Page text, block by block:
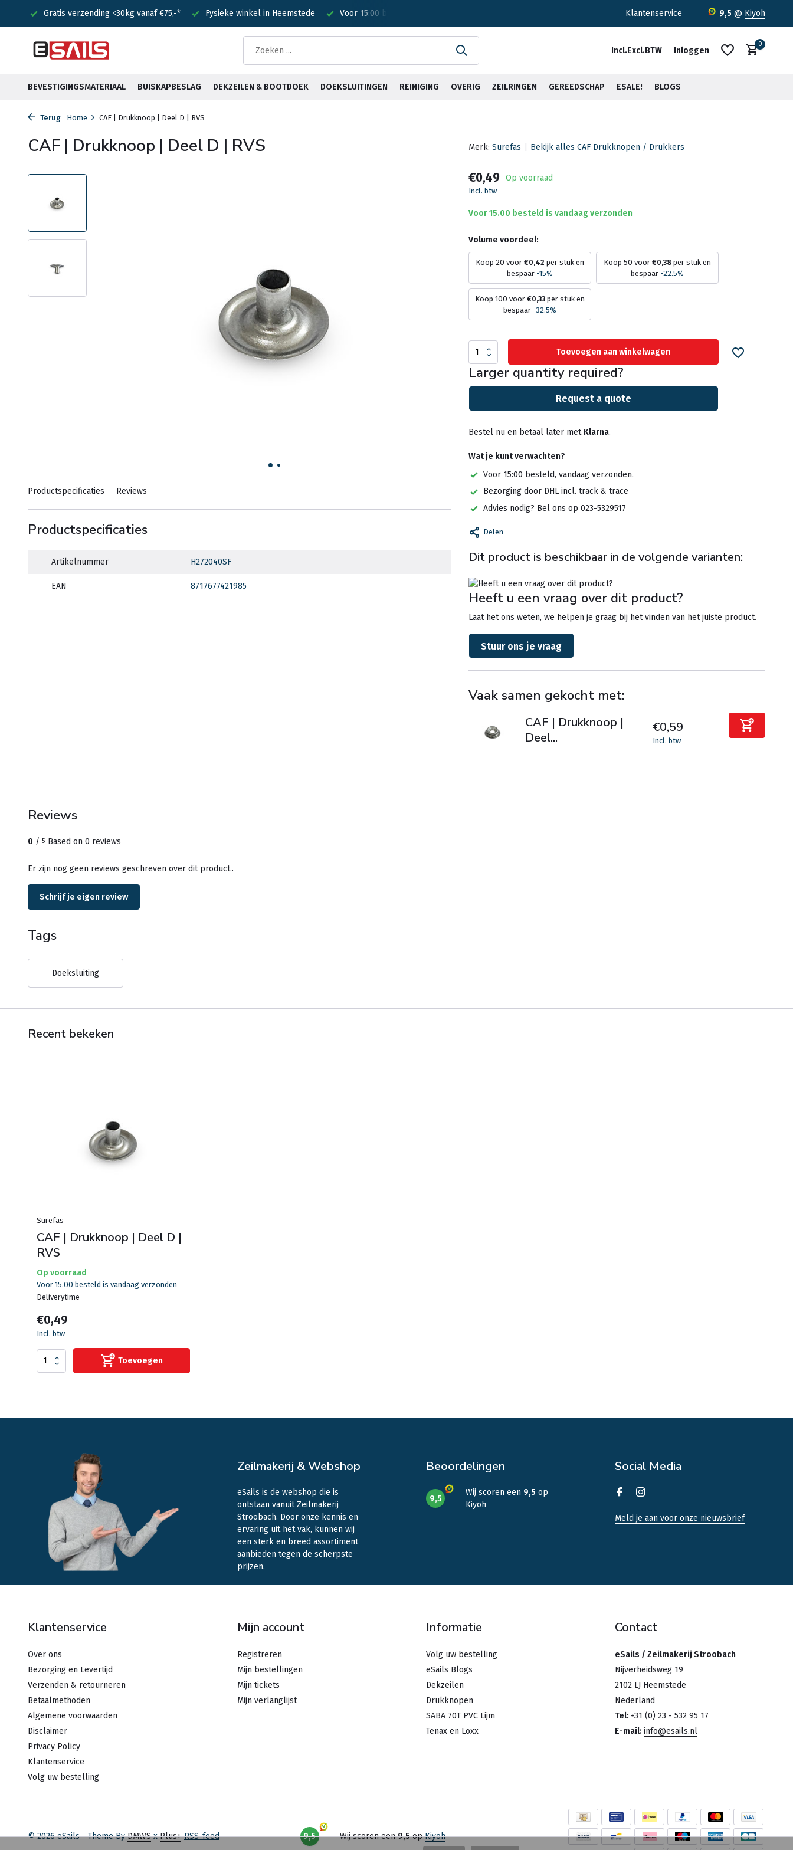
Gratis verzending <30kg vanaf €75,-* Fysieke winkel in Heemstede Voor 15:00 besteld? Is vandaag verzonden! Gratis verzending <30kg vanaf €75,-*
Klantenservice 9,5 @ Kiyoh
Incl.Excl.BTW Inloggen
0
BEVESTIGINGSMATERIAAL BUISKAPBESLAG DEKZEILEN & BOOTDOEK DOEKSLUITINGEN REINIGING OVERIG ZEILRINGEN GEREEDSCHAP ESALE! BLOGS
Terug Home CAF | Drukknoop | Deel D | RVS
CAF | Drukknoop | Deel D | RVS
Productspecificaties Reviews
Productspecificaties
Artikelnummer H272040SF
EAN 8717677421985
Merk: Surefas Bekijk alles CAF Drukknopen / Drukkers
€0,49 Op voorraad
Incl. btw
Voor 15.00 besteld is vandaag verzonden
Volume voordeel:
Koop 20 voor €0,42 per stuk en
bespaar -15%
Koop 50 voor €0,38per stuk en
bespaar -22.5%
Koop 100 voor €0,33per stuk en
bespaar -32.5%
Toevoegen aan winkelwagen
Larger quantity required?
Request a quote
Bestel nu en betaal later met Klarna.
Wat je kunt verwachten?
Voor 15:00 besteld, vandaag verzonden.
Bezorging door DHL incl. track & trace
Advies nodig? Bel ons op 023-5329517
Delen
Dit product is beschikbaar in de volgende varianten:
Heeft u een vraag over dit product?
Laat het ons weten, we helpen je graag bij het vinden van het juiste product.
Stuur ons je vraag
Vaak samen gekocht met:
CAF | Drukknoop |
Deel...
€0,59
Incl. btw
Reviews
0 / 5 Based on 0 reviews
Er zijn nog geen reviews geschreven over dit product..
Schrijf je eigen review
Tags
Doeksluiting
Recent bekeken
Surefas
CAF | Drukknoop | Deel D |
RVS
Op voorraad
Voor 15.00 besteld is vandaag verzonden
Deliverytime
€0,49
Incl. btw
Toevoegen
Zeilmakerij & Webshop
eSails is de webshop die is
ontstaan vanuit Zeilmakerij
Stroobach. Door onze kennis en
ervaring uit het vak, kunnen wij
een sterk en breed assortiment
aanbieden tegen de scherpste
prijzen.
Beoordelingen
9,5
Wij scoren een 9,5 op
Kiyoh
Social Media
Meld je aan voor onze nieuwsbrief
Klantenservice
Over ons
Bezorging en Levertijd
Verzenden & retourneren
Betaalmethoden
Algemene voorwaarden
Disclaimer
Privacy Policy
Klantenservice
Volg uw bestelling
Mijn account
Registreren
Mijn bestellingen
Mijn tickets
Mijn verlanglijst
Informatie
Volg uw bestelling
eSails Blogs
Dekzeilen
Drukknopen
SABA 70T PVC Lijm
Tenax en Loxx
Contact
eSails / Zeilmakerij Stroobach
Nijverheidsweg 19
2102 LJ Heemstede
Nederland
Tel: +31 (0) 23 - 532 95 17
E-mail: info@esails.nl
© 2026 eSails - Theme ByDMWSxPlus+ RSS-feed 9,5 Wij scoren een9,5opKiyoh